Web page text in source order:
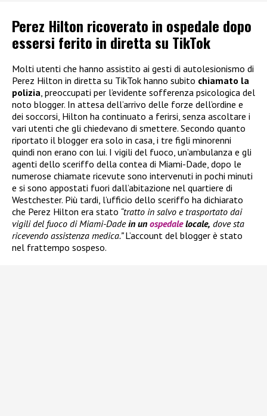
Perez Hilton ricoverato in ospedale dopo
essersi ferito in diretta su TikTok
Molti utenti che hanno assistito ai gesti di autolesionismo di
Perez Hilton in diretta su TikTok hanno subito chiamato la
polizia, preoccupati per l’evidente sofferenza psicologica del
noto blogger. In attesa dell’arrivo delle forze dell’ordine e
dei soccorsi, Hilton ha continuato a ferirsi, senza ascoltare i
vari utenti che gli chiedevano di smettere. Secondo quanto
riportato il blogger era solo in casa, i tre figli minorenni
quindi non erano con lui. I vigili del fuoco, un’ambulanza e gli
agenti dello sceriffo della contea di Miami-Dade, dopo le
numerose chiamate ricevute sono intervenuti in pochi minuti
e si sono appostati fuori dall’abitazione nel quartiere di
Westchester. Più tardi, l’ufficio dello sceriffo ha dichiarato
che Perez Hilton era stato “tratto in salvo e trasportato dai
vigili del fuoco di Miami-Dadein un ospedalelocale, dove sta
ricevendo assistenza medica.”L’account del blogger è stato
nel frattempo sospeso.